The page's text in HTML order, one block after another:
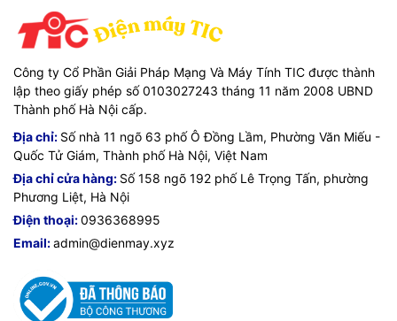
Công ty Cổ Phần Giải Pháp Mạng Và Máy Tính TIC được thành
lập theo giấy phép số 0103027243 tháng 11 năm 2008 UBND
Thành phố Hà Nội cấp.
Địa chỉ: Số nhà 11 ngõ 63 phố Ô Đồng Lầm, Phường Văn Miếu -
Quốc Tử Giám, Thành phố Hà Nội, Việt Nam
Địa chỉ cửa hàng: Số 158 ngõ 192 phố Lê Trọng Tấn, phường
Phương Liệt, Hà Nội
Điện thoại:0936368995
Email:admin@dienmay.xyz